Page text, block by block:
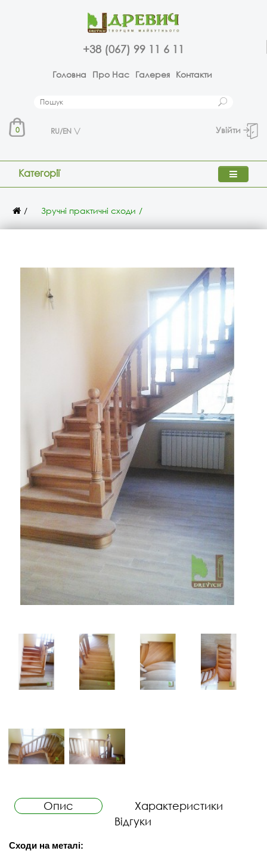
+38 (067) 99 11 6 11
Головна Про Нас Галерея Контакти
0 RU/EN Увійти
Категорії
Зручні практичні сходи
Опис
Характеристики
Відгуки
Сходи на металі: